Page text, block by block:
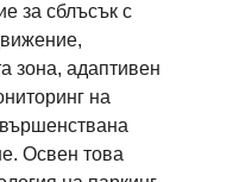
за сблъсък с
зона, адаптивен
на
Освен това